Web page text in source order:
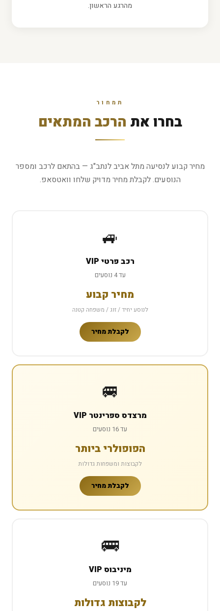
מהרגע הראשון.
תמחור
בחרו את הרכב המתאים
מחיר קבוע לנסיעה מתל אביב לנתב"ג — בהתאם לרכב ומספר
הנוסעים. לקבלת מחיר מדויק שלחו וואטסאפ.
🚙
רכב פרטי VIP
עד 4 נוסעים
מחיר קבוע
לנוסע יחיד / זוג / משפחה קטנה
לקבלת מחיר
🚐
מרצדס ספרינטר VIP
עד 16 נוסעים
הפופולרי ביותר
לקבוצות ומשפחות גדולות
לקבלת מחיר
🚌
מיניבוס VIP
עד 19 נוסעים
לקבוצות גדולות